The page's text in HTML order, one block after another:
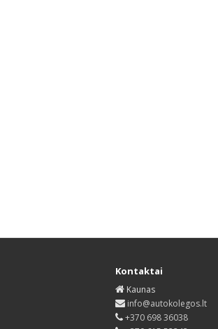
Kontaktai
Kaunas
info@autokolegos.lt
+370 698 36038